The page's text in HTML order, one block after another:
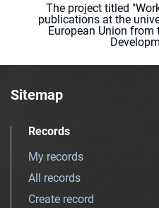
The project titled
publications at the
European Union from
Sitemap
Records
My records
All records
Create record